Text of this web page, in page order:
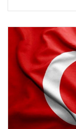
ve araştırma
hedefliyor.